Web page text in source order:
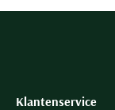
Klantenservice